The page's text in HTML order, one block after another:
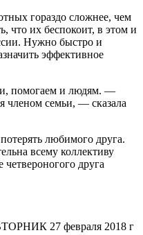
гораздо сложнее, чем
что их беспокоит, в этом и
Нужно быстро и
эффективное
помогаем и людям. —
членом семьи, — сказала
любимого друга.
всему коллективу
друга
27 февраля 2018 г